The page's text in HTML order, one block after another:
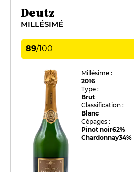
Deutz
MILLÉSIMÉ
89/100
Millésime :
2016
Type :
Brut
Classification :
Blanc
Cépages :
Pinot noir62%
Chardonnay34%